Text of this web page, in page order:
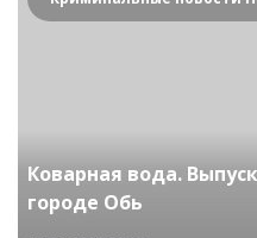
Коварная вода.
городе Обь